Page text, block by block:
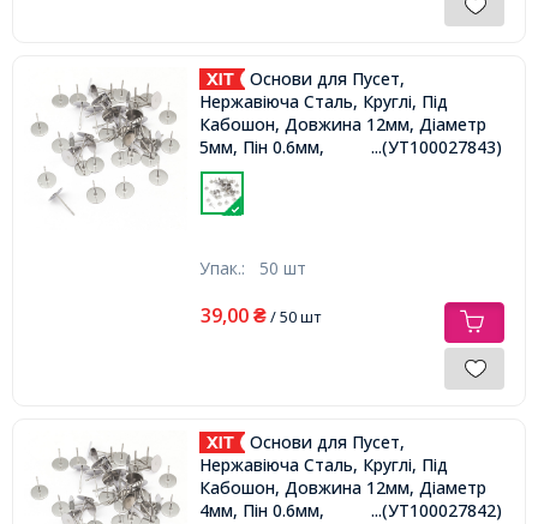
Основи для Пусет,
Нержавіюча Сталь, Круглі, Під
Кабошон, Довжина 12мм, Діаметр
5мм, Пін 0.6мм,
...(УТ100027843)
Упак.: 50 шт
39,00 ₴/ 50 шт
Основи для Пусет,
Нержавіюча Сталь, Круглі, Під
Кабошон, Довжина 12мм, Діаметр
4мм, Пін 0.6мм,
...(УТ100027842)